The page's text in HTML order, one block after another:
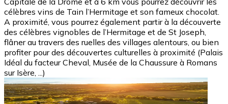
célèbres vins de Tain l’Hermitage et son fameux chocolat.
A proximité, vous pourrez également partir à la découverte
des célèbres vignobles de l’Hermitage et de St Joseph,
flâner au travers des ruelles des villages alentours, ou bien
profiter pour des découvertes culturelles à proximité (Palais
Idéal du facteur Cheval, Musée de la Chaussure à Romans
sur Isère, ...)